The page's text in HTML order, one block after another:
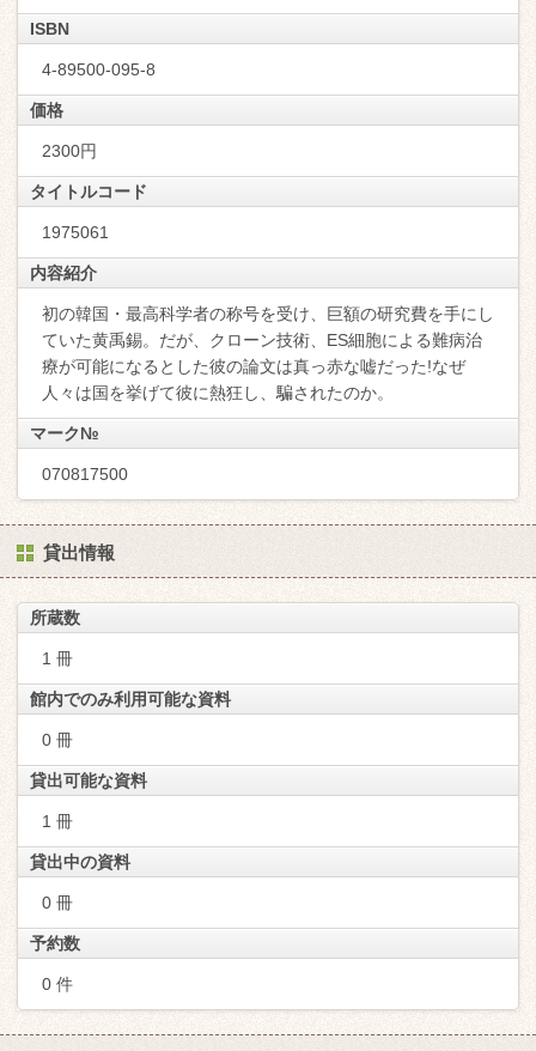
ISBN
4-89500-095-8
価格
2300円
タイトルコード
1975061
内容紹介
初の韓国・最高科学者の称号を受け、巨額の研究費を手にし
ていた黄禹錫。だが、クローン技術、ES細胞による難病治
療が可能になるとした彼の論文は真っ赤な嘘だった!なぜ
人々は国を挙げて彼に熱狂し、騙されたのか。
マーク№
070817500
貸出情報
所蔵数
1 冊
館内でのみ利用可能な資料
0 冊
貸出可能な資料
1 冊
貸出中の資料
0 冊
予約数
0 件